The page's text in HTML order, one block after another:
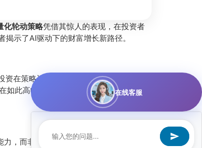
化轮动策略凭借其惊人的表现，在投资者
示了AI驱动下的财富增长新路径。
资在策略运作下实现了接近十倍的增值。
在如此高收益的背景下，这一数字显得尤为
，而非市场整体上涨。同时，
在线客服